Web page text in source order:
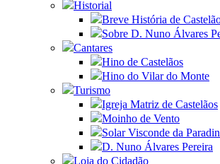
Historial
Breve História de
Sobre D. Nuno Álvares
Cantares
Hino de Castelãos
Hino do Vilar do Monte
Turismo
Igreja Matriz de Castelãos
Moinho de Vento
Solar Visconde da
D. Nuno Álvares Pereira
Loja do Cidadão